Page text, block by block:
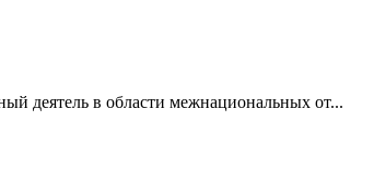
деятель в области межнациональных от...